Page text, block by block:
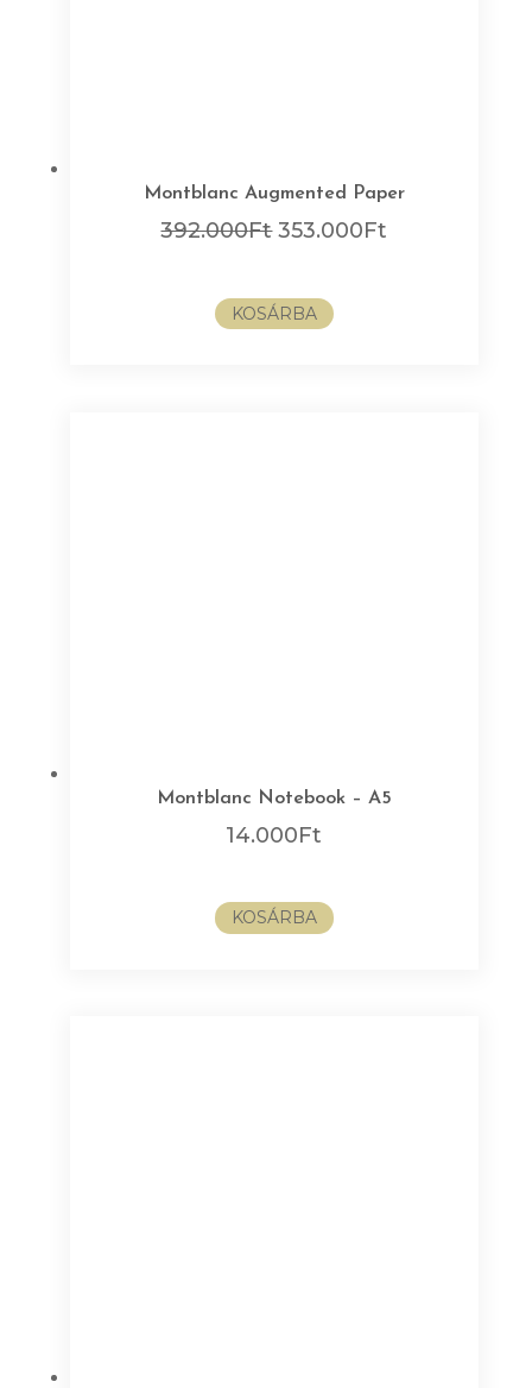
Montblanc Augmented Paper
392.000Ft Original
392.000Ft.
353.000Ft
KOSÁRBA
Montblanc Notebook – A5
14.000Ft
KOSÁRBA